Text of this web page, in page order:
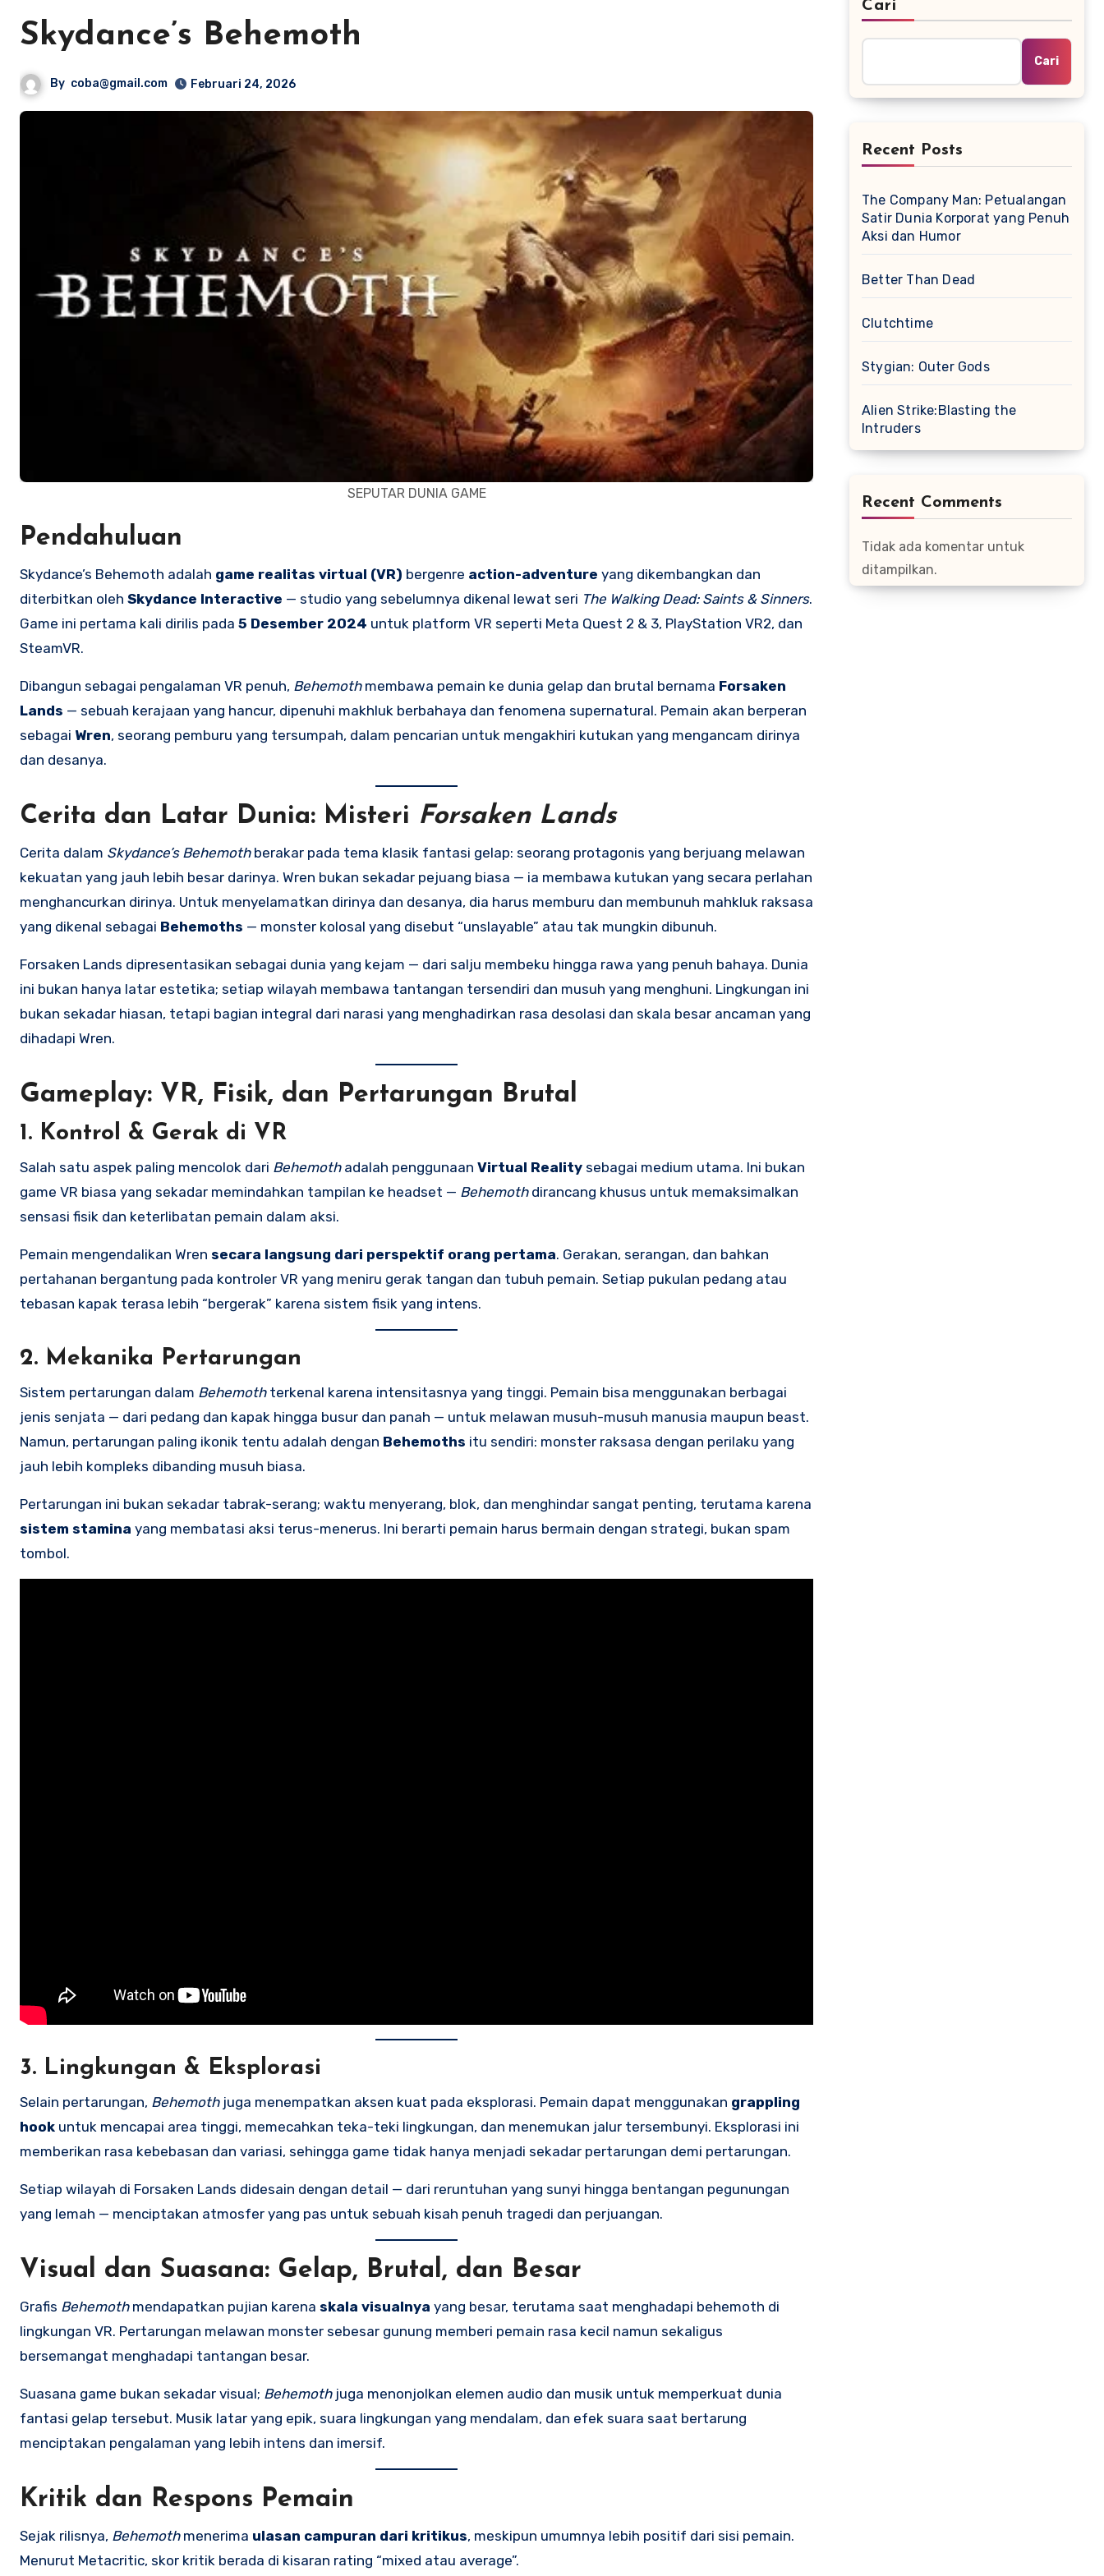
Skydance’s Behemoth
By coba@gmail.com Februari 24, 2026
SEPUTAR DUNIA GAME
Pendahuluan
Skydance’s Behemoth adalah game realitas virtual (VR) bergenre action-adventure yang dikembangkan dan
diterbitkan oleh Skydance Interactive — studio yang sebelumnya dikenal lewat seri The Walking Dead: Saints & Sinners.
Game ini pertama kali dirilis pada 5 Desember 2024 untuk platform VR seperti Meta Quest 2 & 3, PlayStation VR2, dan
SteamVR.
Dibangun sebagai pengalaman VR penuh, Behemothmembawa pemain ke dunia gelap dan brutal bernama Forsaken
Lands — sebuah kerajaan yang hancur, dipenuhi makhluk berbahaya dan fenomena supernatural. Pemain akan berperan
sebagai Wren, seorang pemburu yang tersumpah, dalam pencarian untuk mengakhiri kutukan yang mengancam dirinya
dan desanya.
Cerita dan Latar Dunia: Misteri Forsaken Lands
Cerita dalam Skydance’s Behemothberakar pada tema klasik fantasi gelap: seorang protagonis yang berjuang melawan
kekuatan yang jauh lebih besar darinya. Wren bukan sekadar pejuang biasa — ia membawa kutukan yang secara perlahan
menghancurkan dirinya. Untuk menyelamatkan dirinya dan desanya, dia harus memburu dan membunuh mahkluk raksasa
yang dikenal sebagai Behemoths — monster kolosal yang disebut “unslayable” atau tak mungkin dibunuh.
Forsaken Lands dipresentasikan sebagai dunia yang kejam — dari salju membeku hingga rawa yang penuh bahaya. Dunia
ini bukan hanya latar estetika; setiap wilayah membawa tantangan tersendiri dan musuh yang menghuni. Lingkungan ini
bukan sekadar hiasan, tetapi bagian integral dari narasi yang menghadirkan rasa desolasi dan skala besar ancaman yang
dihadapi Wren.
Gameplay: VR, Fisik, dan Pertarungan Brutal
1. Kontrol & Gerak di VR
Salah satu aspek paling mencolok dari Behemothadalah penggunaan Virtual Reality sebagai medium utama. Ini bukan
game VR biasa yang sekadar memindahkan tampilan ke headset — Behemothdirancang khusus untuk memaksimalkan
sensasi fisik dan keterlibatan pemain dalam aksi.
Pemain mengendalikan Wren secara langsung dari perspektif orang pertama. Gerakan, serangan, dan bahkan
pertahanan bergantung pada kontroler VR yang meniru gerak tangan dan tubuh pemain. Setiap pukulan pedang atau
tebasan kapak terasa lebih “bergerak” karena sistem fisik yang intens.
2. Mekanika Pertarungan
Sistem pertarungan dalam Behemothterkenal karena intensitasnya yang tinggi. Pemain bisa menggunakan berbagai
jenis senjata — dari pedang dan kapak hingga busur dan panah — untuk melawan musuh-musuh manusia maupun beast.
Namun, pertarungan paling ikonik tentu adalah dengan Behemoths itu sendiri: monster raksasa dengan perilaku yang
jauh lebih kompleks dibanding musuh biasa.
Pertarungan ini bukan sekadar tabrak-serang; waktu menyerang, blok, dan menghindar sangat penting, terutama karena
sistem stamina yang membatasi aksi terus-menerus. Ini berarti pemain harus bermain dengan strategi, bukan spam
tombol.
3. Lingkungan & Eksplorasi
Selain pertarungan, Behemothjuga menempatkan aksen kuat pada eksplorasi. Pemain dapat menggunakan grappling
hook untuk mencapai area tinggi, memecahkan teka-teki lingkungan, dan menemukan jalur tersembunyi. Eksplorasi ini
memberikan rasa kebebasan dan variasi, sehingga game tidak hanya menjadi sekadar pertarungan demi pertarungan.
Setiap wilayah di Forsaken Lands didesain dengan detail — dari reruntuhan yang sunyi hingga bentangan pegunungan
yang lemah — menciptakan atmosfer yang pas untuk sebuah kisah penuh tragedi dan perjuangan.
Visual dan Suasana: Gelap, Brutal, dan Besar
Grafis Behemothmendapatkan pujian karena skala visualnya yang besar, terutama saat menghadapi behemoth di
lingkungan VR. Pertarungan melawan monster sebesar gunung memberi pemain rasa kecil namun sekaligus
bersemangat menghadapi tantangan besar.
Suasana game bukan sekadar visual; Behemothjuga menonjolkan elemen audio dan musik untuk memperkuat dunia
fantasi gelap tersebut. Musik latar yang epik, suara lingkungan yang mendalam, dan efek suara saat bertarung
menciptakan pengalaman yang lebih intens dan imersif.
Kritik dan Respons Pemain
Sejak rilisnya, Behemothmenerima ulasan campuran dari kritikus, meskipun umumnya lebih positif dari sisi pemain.
Menurut Metacritic, skor kritik berada di kisaran rating “mixed atau average”.
Cari
Cari
Recent Posts
The Company Man: Petualangan
Satir Dunia Korporat yang Penuh
Aksi dan Humor
Better Than Dead
Clutchtime
Stygian: Outer Gods
Alien Strike:Blasting the
Intruders
Recent Comments
Tidak ada komentar untuk
ditampilkan.